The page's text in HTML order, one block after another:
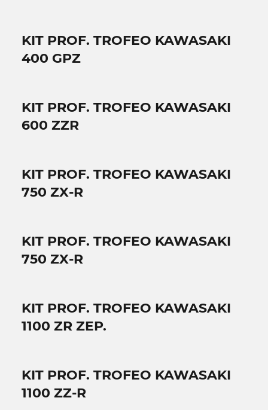
KIT PROF. TROFEO KAWASAKI
400 GPZ
KIT PROF. TROFEO KAWASAKI
600 ZZR
KIT PROF. TROFEO KAWASAKI
750 ZX-R
KIT PROF. TROFEO KAWASAKI
750 ZX-R
KIT PROF. TROFEO KAWASAKI
1100 ZR ZEP.
KIT PROF. TROFEO KAWASAKI
1100 ZZ-R